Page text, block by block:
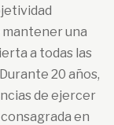
una
a todas las
20 años,
de ejercer
en